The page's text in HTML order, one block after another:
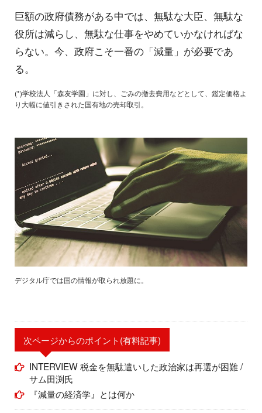
巨額の政府債務がある中では、無駄な大臣、無駄な
役所は減らし、無駄な仕事をやめていかなければな
らない。今、政府こそ一番の「減量」が必要であ
る。
(*)学校法人「森友学園」に対し、ごみの撤去費用などとして、鑑定価格よ
り大幅に値引きされた国有地の売却取引。
デジタル庁では国の情報が取られ放題に。
次ページからのポイント(有料記事)
INTERVIEW 税金を無駄遣いした政治家は再選が困難 /
サム田渕氏
『減量の経済学』とは何か